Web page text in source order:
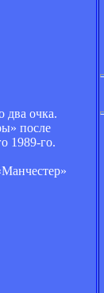
два очка.
после
1989-го.